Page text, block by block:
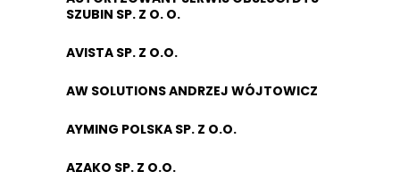
SZUBIN SP. Z O. O.
AVISTA SP. Z O.O.
AW SOLUTIONS ANDRZEJ WÓJTOWICZ
AYMING POLSKA SP. Z O.O.
AZAKO SP. Z O.O.